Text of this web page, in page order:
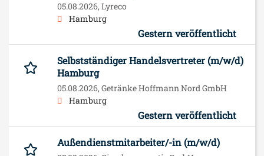
05.08.2026, Lyreco
Hamburg
Gestern veröffentlicht
Selbstständiger Handelsvertreter (m/w/d)
Hamburg
05.08.2026, Getränke Hoffmann Nord GmbH
Hamburg
Gestern veröffentlicht
Außendienstmitarbeiter/-in (m/w/d)